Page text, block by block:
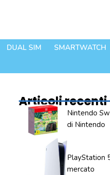
DUAL SIM SMARTWATCH
Articoli recenti
Nintendo
di Nintendo
PlayStation
mercato